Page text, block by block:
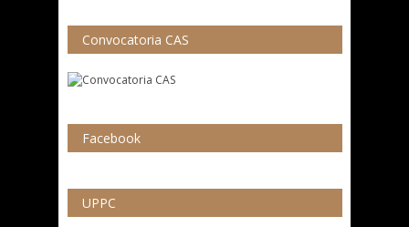
Convocatoria CAS
Facebook
UPPC